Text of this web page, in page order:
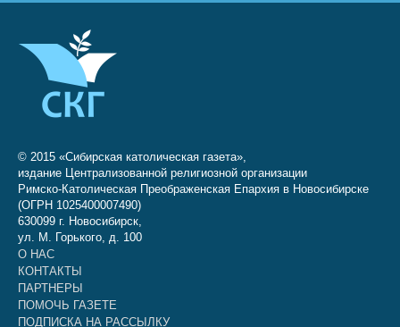
© 2015 «Сибирская католическая газета»,
издание Централизованной религиозной организации
Римско-Католическая Преображенская Епархия в Новосибирске
(ОГРН 1025400007490)
630099 г. Новосибирск,
ул. М. Горького, д. 100
О НАС
КОНТАКТЫ
ПАРТНЕРЫ
ПОМОЧЬ ГАЗЕТЕ
ПОДПИСКА НА РАССЫЛКУ